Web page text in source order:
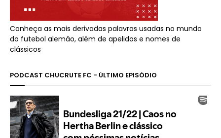
Conheça as mais derivadas palavras usadas no mundo
do futebol alemão, além de apelidos e nomes de
clássicos
PODCAST CHUCRUTE FC - ÚLTIMO EPISÓDIO